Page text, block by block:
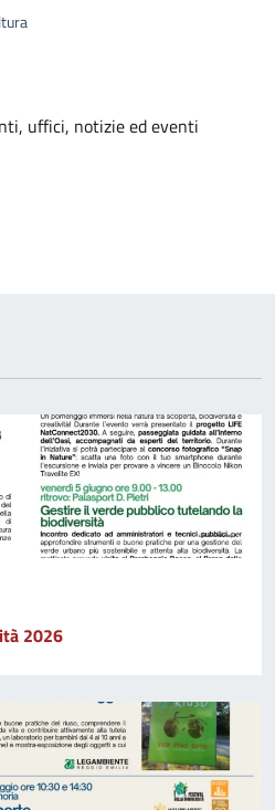
uffici, notizie ed eventi
2026